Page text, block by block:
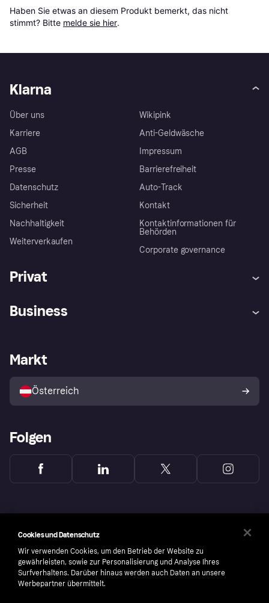
Haben Sie etwas an diesem Produkt bemerkt, das nicht
stimmt? Bitte melde sie hier.
Klarna
Über uns
Karriere
AGB
Presse
Datenschutz
Sicherheit
Nachhaltigkeit
Weiterverkaufen
Wikipink
Anti-Geldwäsche
Impressum
Barrierefreiheit
Auto-Track
Kontakt
Kontaktinformationen für
Behörden
Corporate governance
Privat
Shops entdecken
Business
Händlerportal
Markt
Österreich
Folgen
Cookies und Datenschutz
Wir verwenden Cookies, um den Betrieb der Website zu
gewährleisten, sowie zur Personalisierung und Analyse Ihres
Surfverhaltens. Darüber hinaus werden auch Daten an unsere
Werbepartner übermittelt.